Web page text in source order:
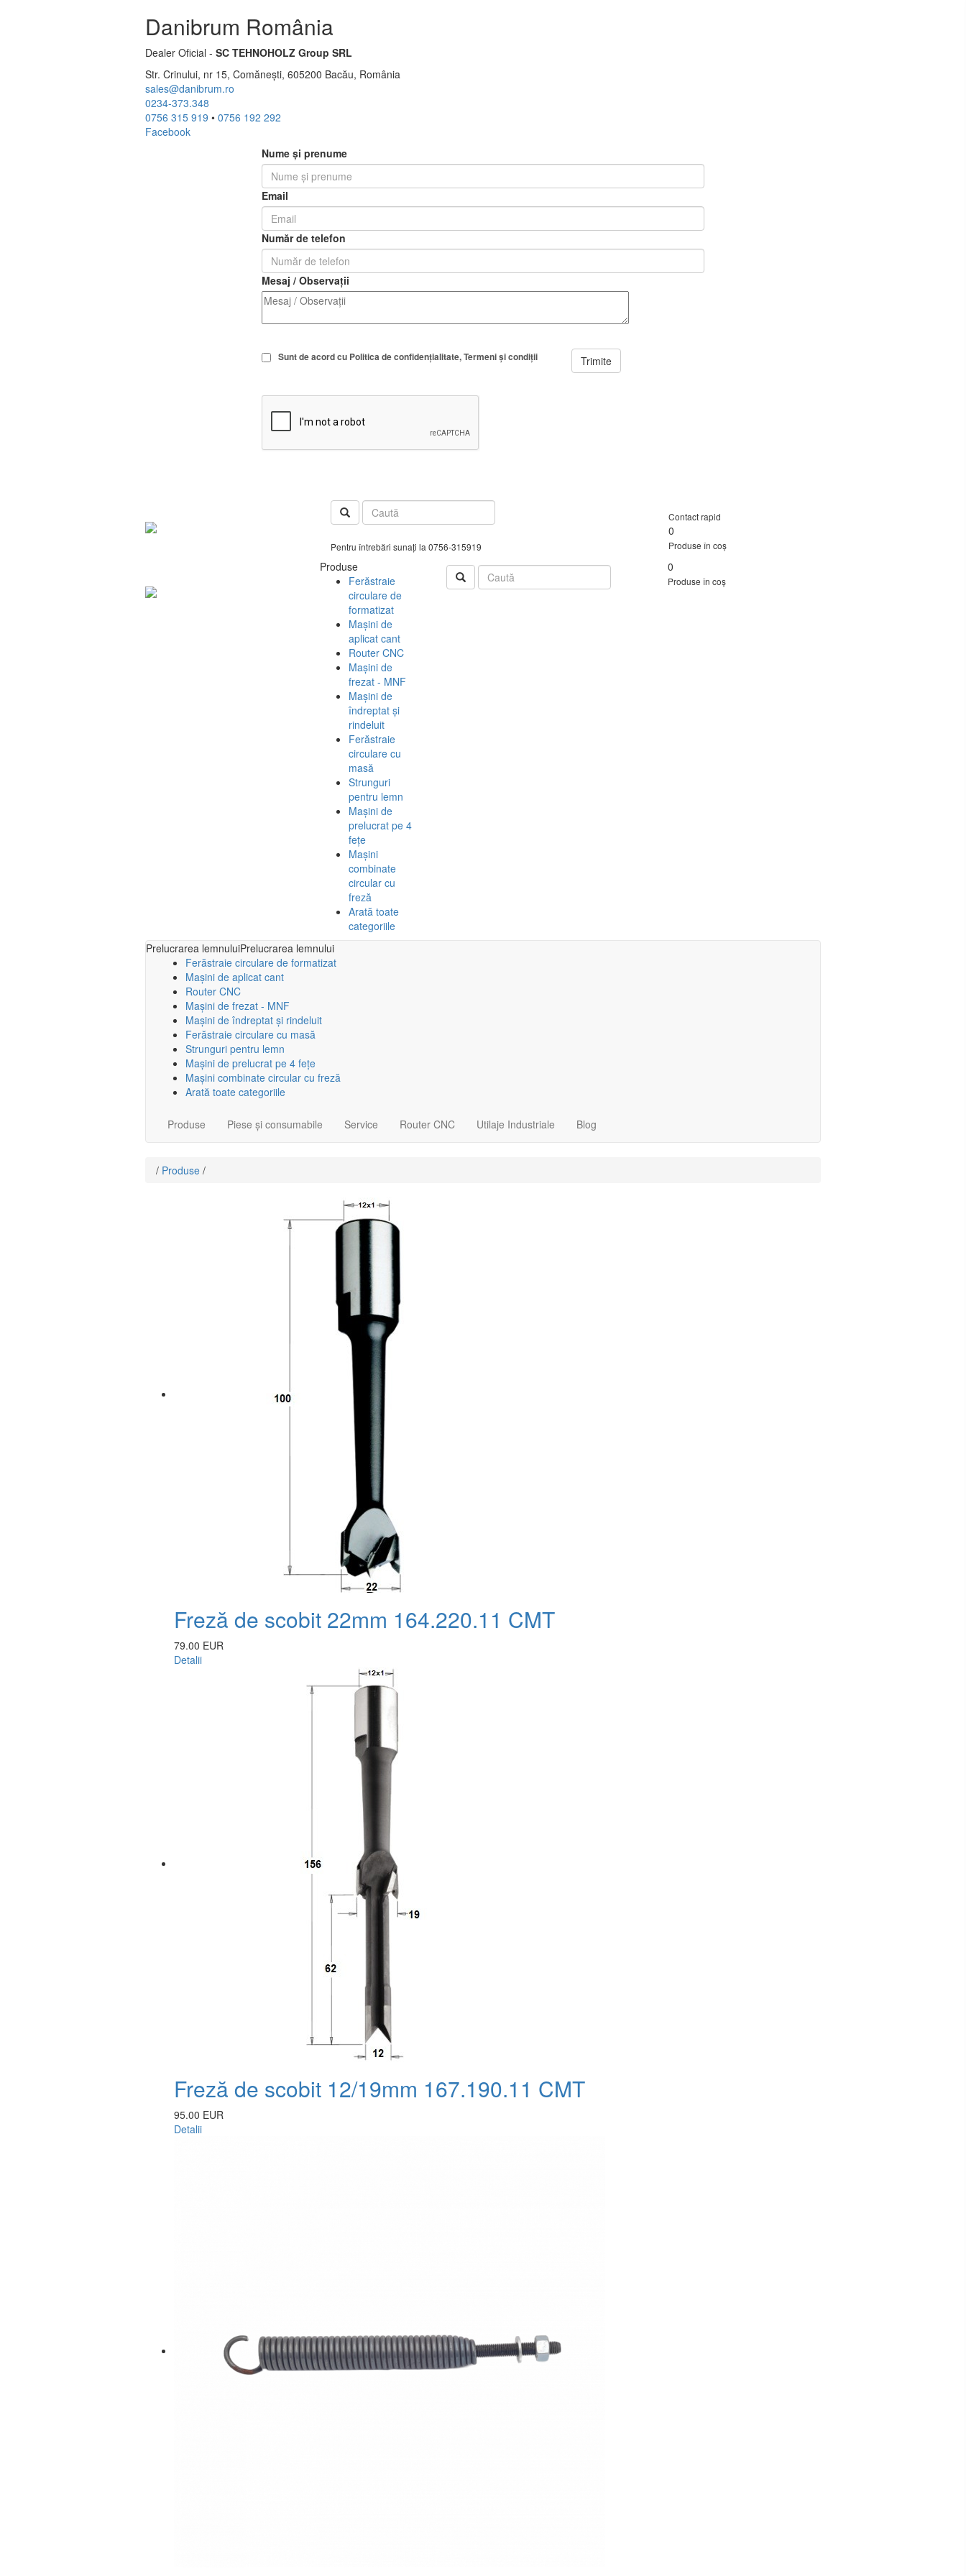
Danibrum România
Dealer Oficial - SC TEHNOHOLZ Group SRL
Str. Crinului, nr 15, Comănești, 605200 Bacău, România
sales@danibrum.ro
0234-373.348
0756 315 919 • 0756 192 292
Facebook
Nume și prenume
Email
Număr de telefon
Mesaj / Observații
Sunt de acord cu Politica de confidenţialitate Termeni şi condiţii Trimite
Pentru întrebări sunați la 0756-315919
Contact rapid
0
Produse în coș
Produse
Ferăstraie
circulare de
formatizat
Mașini de
aplicat cant
Router CNC
Mașini de
frezat - MNF
Mașini de
îndreptat și
rindeluit
Ferăstraie
circulare cu
masă
Strunguri
pentru lemn
Mașini de
prelucrat pe 4
fețe
Mașini
combinate
circular cu
freză
Arată toate
categoriile
0
Produse în coș
Prelucrarea lemnuluiPrelucrarea lemnului
Ferăstraie circulare de formatizat
Mașini de aplicat cant
Router CNC
Mașini de frezat - MNF
Mașini de îndreptat și rindeluit
Ferăstraie circulare cu masă
Strunguri pentru lemn
Mașini de prelucrat pe 4 fețe
Mașini combinate circular cu freză
Arată toate categoriile
Produse Piese și consumabile Service Router CNC Utilaje Industriale Blog
/ Produse /
Freză de scobit 22mm 164.220.11 CMT
79.00 EUR
Detalii
Freză de scobit 12/19mm 167.190.11 CMT
95.00 EUR
Detalii